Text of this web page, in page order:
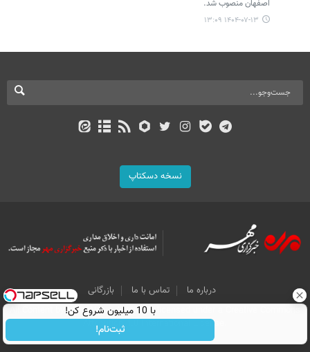
اصفهان منصوب شد.
۱۴۰۴-۰۷-۱۳ ۱۳:۰۹
نسخه دسکتاپ
درباره ما تماس با ما
بازرگانی
All Content by Mehr News Agency is licensed under a Creative Commons
Attribution 4.0 International License.
با 10 میلیون شروع کن!
ثبت‌نام!